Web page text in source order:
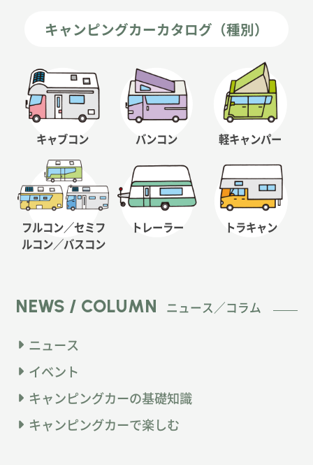
キャンピングカーカタログ（種別）
キャブコン バンコン 軽キャンパー
フルコン／セミフ
ルコン／バスコン
トレーラー トラキャン
NEWS / COLUMN ニュース／コラム
ニュース
イベント
キャンピングカーの基礎知識
キャンピングカーで楽しむ